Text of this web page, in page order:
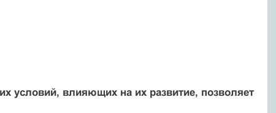
условий, влияющих на их развитие, позволяет